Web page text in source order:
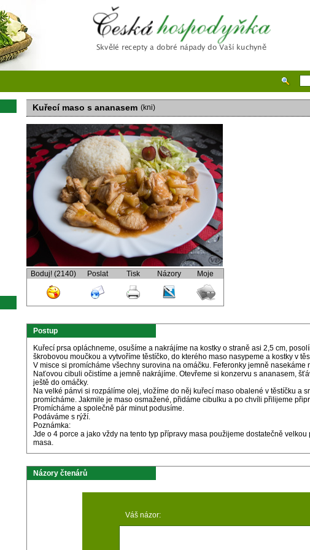
Česká hospodyňka
Kuřecí maso s ananasem (kni)
Boduj! (2140) Poslat Tisk Názory Moje
Postup
Kuřecí prsa opláchneme, osušíme a nakrájíme na kostky o straně asi 2,5 cm,
škrobovou moučkou a vytvoříme těstíčko, do kterého maso nasypeme a kostky v
V misce si promícháme všechny surovina na omáčku. Feferonky jemně
Naťovou cibuli očistíme a jemně nakrájíme. Otevřeme si konzervu s ananasem,
ještě do omáčky.
Na velké pánvi si rozpálíme olej, vložíme do něj kuřecí maso obalené v těstíčku a
promícháme. Jakmile je maso osmažené, přidáme cibulku a po chvíli přilijeme
Promícháme a společně pár minut podusíme.
Podáváme s rýží.
Poznámka:
Jde o 4 porce a jako vždy na tento typ přípravy masa použijeme dostatečně
masa.
Názory čtenárů
Váš názor: